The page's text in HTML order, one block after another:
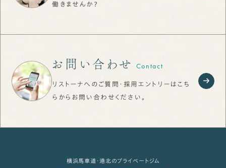
働きませんか？
お問い合わせ Contact
リストーナへのご質問・採用エントリーはこち
らから お問い合わせください。
横浜馬車道・港北のプライベートジム